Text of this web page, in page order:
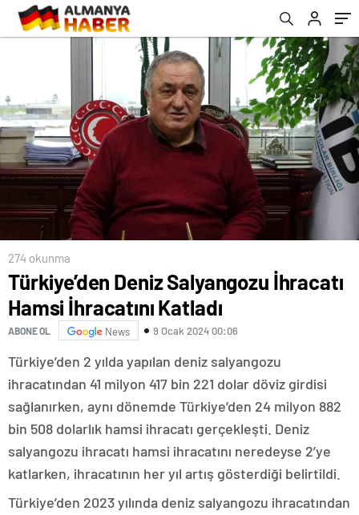
274 okunma
Türkiye’den Deniz Salyangozu İhracatı
Hamsi İhracatını Katladı
ABONE OL News 9 Ocak 2024 00:06
Türkiye’den 2 yılda yapılan deniz salyangozu
ihracatından 41 milyon 417 bin 221 dolar döviz girdisi
sağlanırken, aynı dönemde Türkiye’den 24 milyon 882
bin 508 dolarlık hamsi ihracatı gerçekleşti. Deniz
salyangozu ihracatı hamsi ihracatını neredeyse 2’ye
katlarken, ihracatının her yıl artış gösterdiği belirtildi.
Türkiye’den 2023 yılında deniz salyangozu ihracatından